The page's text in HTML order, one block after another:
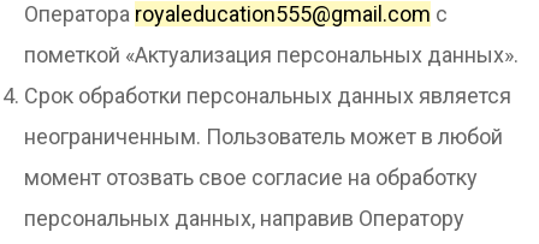
Оператора royaleducation555@gmail.com с
пометкой «Актуализация персональных данных».
Срок обработки персональных данных является
неограниченным. Пользователь может в любой
момент отозвать свое согласие на обработку
персональных данных, направив Оператору